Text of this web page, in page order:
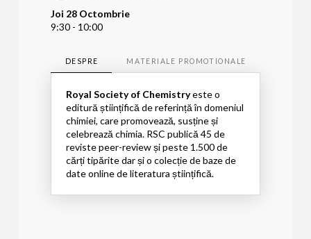
Joi 28 Octombrie
9:30 - 10:00
DESPRE MATERIALE PROMOTIONALE
Royal Society of Chemistryeste o
editură științifică de referință în domeniul
chimiei, care promovează, susține și
celebrează chimia. RSC publică 45 de
reviste peer-review și peste 1.500 de
cărți tipărite dar și o colecție de baze de
date online de literatura științifică.